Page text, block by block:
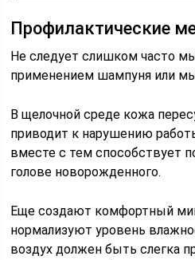
Профилактические
Не следует слишком часто
применением шампуня или
В щелочной среде кожа
приводит к нарушению
вместе с тем способствует
голове новорожденного.
Еще создают комфортный
нормализуют уровень
воздух должен быть слегка